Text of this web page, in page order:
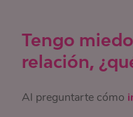
Tengo
relación,
Al preguntarte cómo